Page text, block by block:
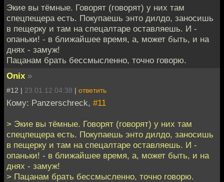
Экие вы тёмные. Говорят (говорят) у них там
спецпещера есть. Покупаешь энто дилдо, заносишь
в пещерку и там на спецалтаре оставляешь. И -
опаньки! - в ближайшее время, а, может быть, и на
днях - замуж!
Пацанам брать бессмысленно, точно говорю.
Onix »
#12 | 23.01.12 04:38 | ответить
Кому: Panzerschreck, #11
> Экие вы тёмные. Говорят (говорят) у них там
спецпещера есть. Покупаешь энто дилдо, заносишь
в пещерку и там на спецалтаре оставляешь. И -
опаньки! - в ближайшее время, а, может быть, и на
днях - замуж!
> Пацанам брать бессмысленно, точно говорю.